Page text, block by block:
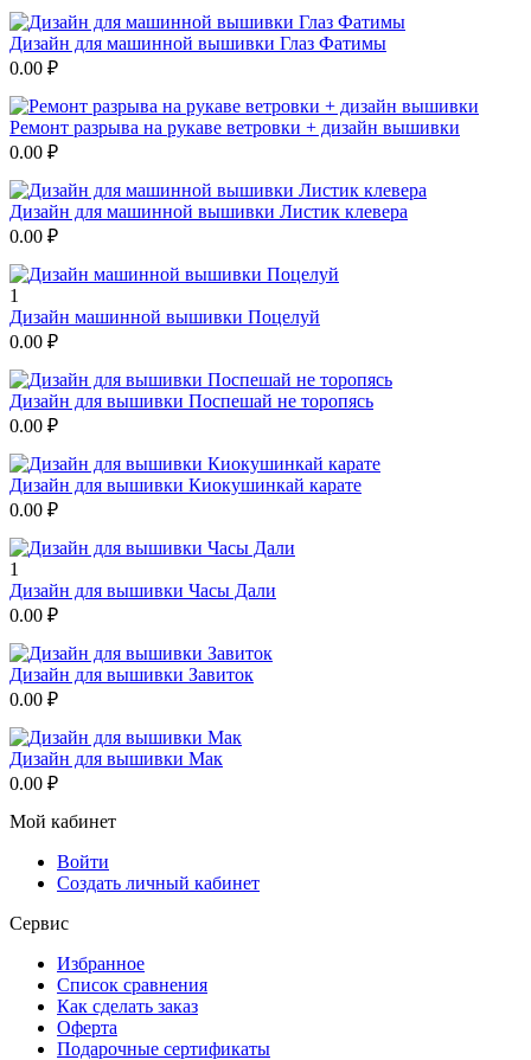
Дизайн для машинной вышивки Глаз Фатимы
0.00 ₽
Ремонт разрыва на рукаве ветровки + дизайн вышивки
0.00 ₽
Дизайн для машинной вышивки Листик клевера
0.00 ₽
1
Дизайн машинной вышивки Поцелуй
0.00 ₽
Дизайн для вышивки Поспешай не торопясь
0.00 ₽
Дизайн для вышивки Киокушинкай карате
0.00 ₽
1
Дизайн для вышивки Часы Дали
0.00 ₽
Дизайн для вышивки Завиток
0.00 ₽
Дизайн для вышивки Мак
0.00 ₽
Мой кабинет
Войти
Создать личный кабинет
Сервис
Избранное
Список сравнения
Как сделать заказ
Оферта
Подарочные сертификаты